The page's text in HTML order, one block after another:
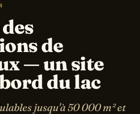
de
— un site
du lac
jusqu'à 50 000 m² et